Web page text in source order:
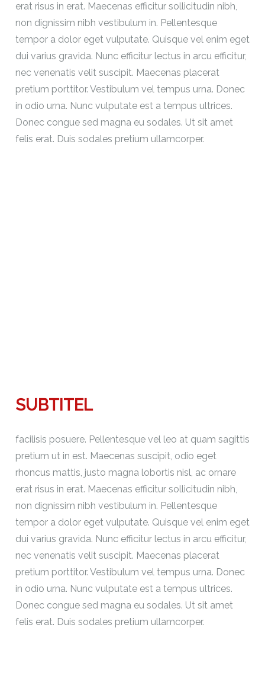
erat risus in erat. Maecenas efficitur sollicitudin nibh,
non dignissim nibh vestibulum in. Pellentesque
tempor a dolor eget vulputate. Quisque vel enim eget
dui varius gravida. Nunc efficitur lectus in arcu efficitur,
nec venenatis velit suscipit. Maecenas placerat
pretium porttitor. Vestibulum vel tempus urna. Donec
in odio urna. Nunc vulputate est a tempus ultrices.
Donec congue sed magna eu sodales. Ut sit amet
felis erat. Duis sodales pretium ullamcorper.
SUBTITEL
facilisis posuere. Pellentesque vel leo at quam sagittis
pretium ut in est. Maecenas suscipit, odio eget
rhoncus mattis, justo magna lobortis nisl, ac ornare
erat risus in erat. Maecenas efficitur sollicitudin nibh,
non dignissim nibh vestibulum in. Pellentesque
tempor a dolor eget vulputate. Quisque vel enim eget
dui varius gravida. Nunc efficitur lectus in arcu efficitur,
nec venenatis velit suscipit. Maecenas placerat
pretium porttitor. Vestibulum vel tempus urna. Donec
in odio urna. Nunc vulputate est a tempus ultrices.
Donec congue sed magna eu sodales. Ut sit amet
felis erat. Duis sodales pretium ullamcorper.